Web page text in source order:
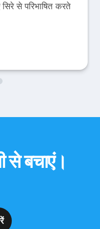
से परिभाषित करते
से बचाएं।